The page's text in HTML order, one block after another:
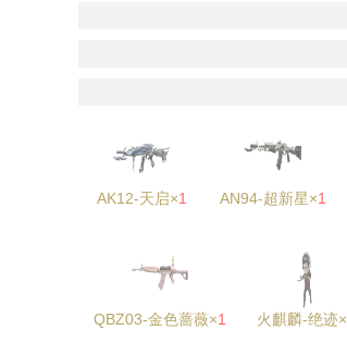
AK12-天启×1 AN94-超新星×1
QBZ03-金色蔷薇×1 火麒麟-绝迹×